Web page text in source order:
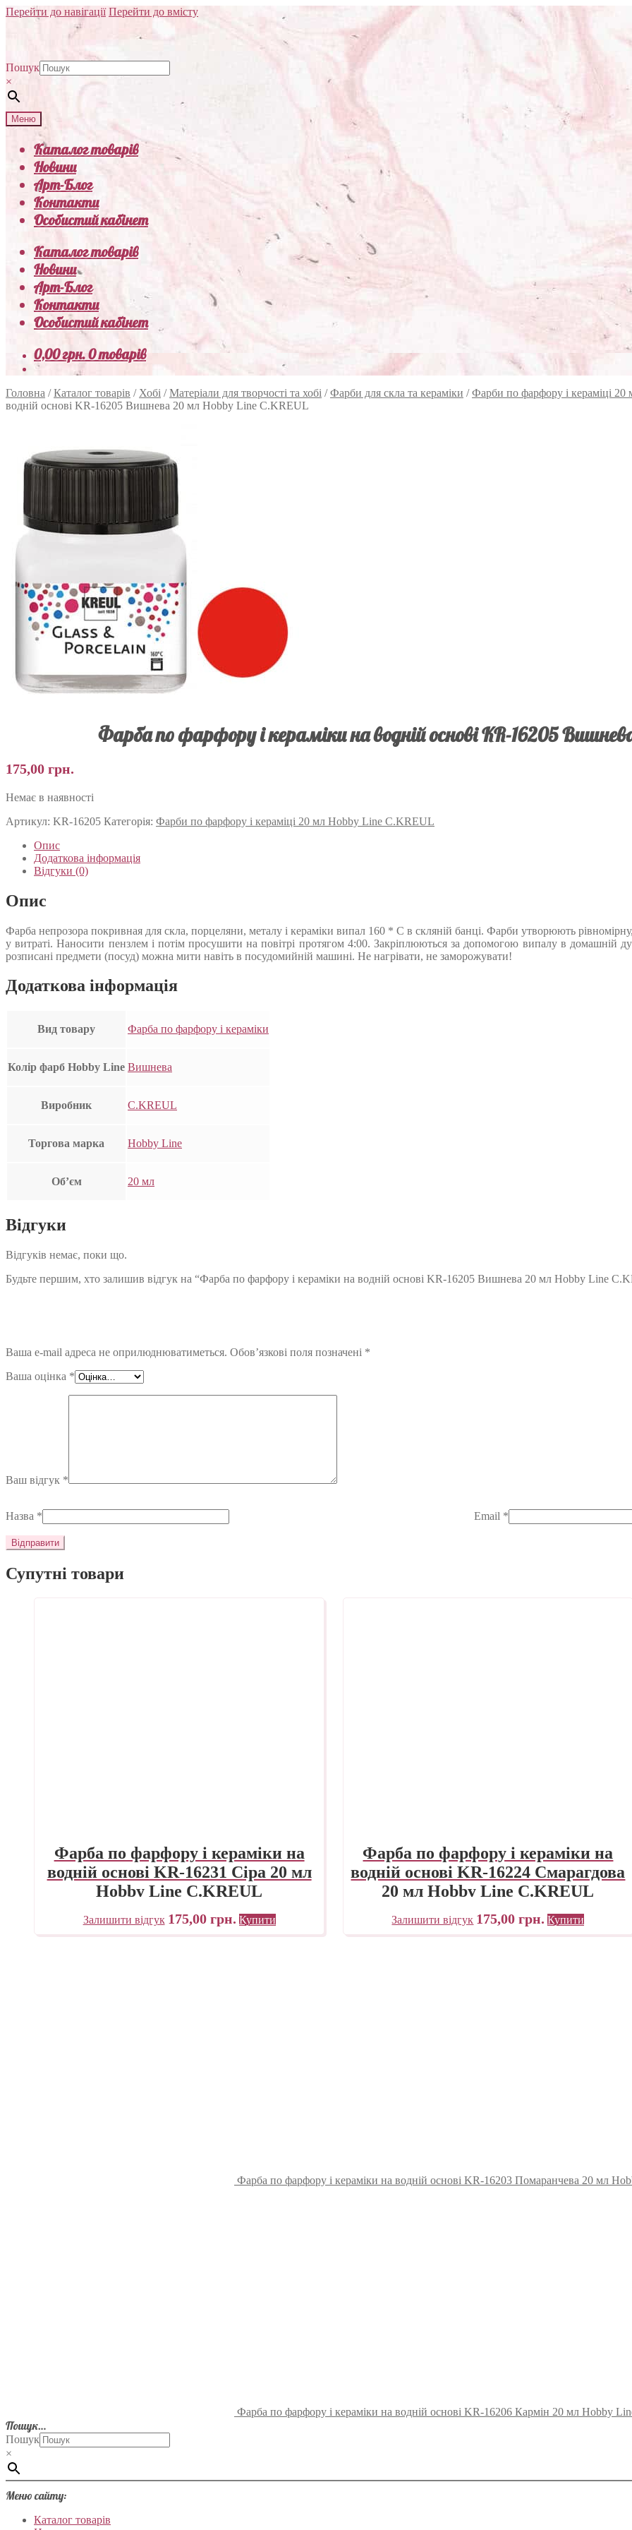
Перейти до навігації Перейти до вмісту
Пошук
×
Меню
Каталог товарів
Новини
Арт-Блог
Контакти
Особистий кабінет
Каталог товарів
Новини
Арт-Блог
Контакти
Особистий кабінет
0,00грн.0 товарів
Головна /Каталог товарів / Хобі /Матеріали для творчості та хобі /Фарби для скла та кераміки /Фарби по фарфору і кераміці
водній основі KR-16205 Вишнева 20 мл Hobby Line C.KREUL
Фарба по фарфору і кераміки на водній основі KR-16205
175,00 грн.
Немає в наявності
Артикул: KR-16205 Категорія: Фарби по фарфору і кераміці 20 мл Hobby Line C.KREUL
Опис
Додаткова інформація
Відгуки (0)
Опис
Фарба непрозора покривная для скла, порцеляни, металу і кераміки випал 160 * С в скляній банці. Фарби утворюють
у витраті. Наносити пензлем і потім просушити на повітрі протягом 4:00. Закріплюються за допомогою випалу в домашній
розписані предмети (посуд) можна мити навіть в посудомийній машині. Не нагрівати, не заморожувати!
Додаткова інформація
Вид товару Фарба по фарфору і кераміки
Колір фарб Hobby Line Вишнева
Виробник C.KREUL
Торгова марка Hobby Line
Об’єм 20 мл
Відгуки
Відгуків немає, поки що.
Будьте першим, хто залишив відгук на “Фарба по фарфору і кераміки на водній основі KR-16205 Вишнева 20 мл Hobby Line
Ваша e-mail адреса не оприлюднюватиметься. Обов’язкові поля позначені *
Ваша оцінка *
Ваш відгук *
Назва * Email *
Супутні товари
Фарба по фарфору і кераміки на
водній основі KR-16231 Сіра 20 мл
Hobby Line C.KREUL
Залишити відгук 175,00 грн. Купити
Фарба по фарфору і кераміки на
водній основі KR-16224 Смарагдова
20 мл Hobby Line C.KREUL
Залишити відгук 175,00грн. Купити
Фарба по фарфору і кераміки на водній основі KR-16203 Помаранчева 20 мл
Фарба по фарфору і кераміки на водній основі KR-16206 Кармін 20 мл Hobby
Пошук…
Пошук
×
Меню сайту:
Каталог товарів